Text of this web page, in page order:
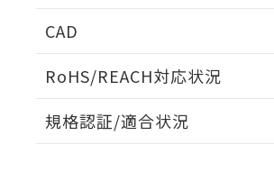
CAD
RoHS/REACH対応状況
EU RoHS 注意事項・凡例
規格認証/適合状況